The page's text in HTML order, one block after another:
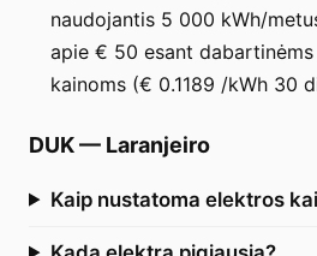
naudojantis 5 000 kWh/
apie € 50 esant
kainoms (€ 0.1189 /kWh 30
DUK— Laranjeiro
Kaip nustatoma elektros